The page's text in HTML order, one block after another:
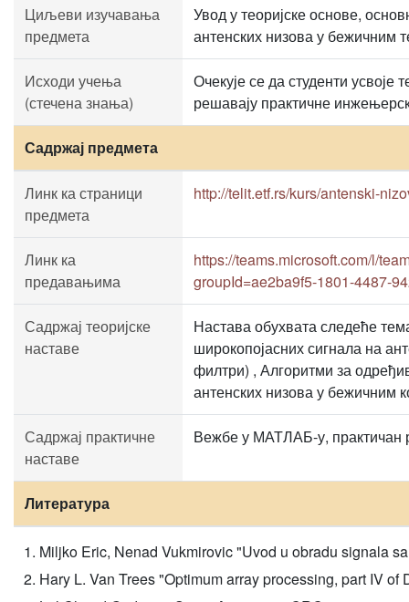
Циљеви изучавања
предмета
Увод у теоријске основе,
антенских низова у бежичним
Исходи учења
(стечена знања)
Очекује се да студенти усвоје
решавају практичне
Садржај предмета
Линк ка страници
предмета
http://telit.etf.rs/kurs/antenski-
Линк ка
предавањима
https://teams.microsoft.com/l/
groupId=ae2ba9f5-1801-4487-
Садржај теоријске
наставе
Настава обухвата следеће
широкопојасних сигнала на
филтри) , Алгоритми за
антенских низова у бежичним
Садржај практичне
наставе
Вежбе у МАТЛАБ-у, практичан
Литература
Miljko Eric, Nenad Vukmirovic "Uvod u obradu signala
Hary L. Van Trees "Optimum array processing, part IV